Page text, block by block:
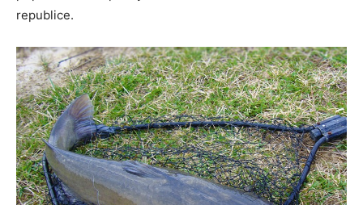
republice.